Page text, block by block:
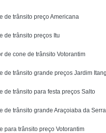
Lombada Quebra
de Sinalização
Viária
Pintura
Pintura Sinalização de
Sinalização Horizontal
de Segurança
de trânsito preço Americana
de trânsito preços Itu
de cone de trânsito Votorantim
de trânsito grande preços Jardim
de trânsito para festa preços Salto
de trânsito grande Araçoiaba da Serra
para trânsito preço Votorantim